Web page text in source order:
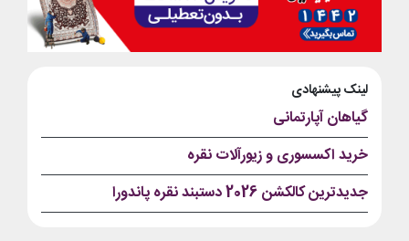
لینک پیشنهادی
گیاهان آپارتمانی
خرید اکسسوری و زیورآلات نقره
جدیدترین کالکشن 2026 دستبند نقره پاندورا